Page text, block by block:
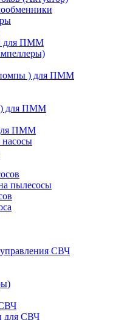
для ПММ
) для ПММ
) для ПММ
ПММ
пылесосы
СВЧ
для СВЧ